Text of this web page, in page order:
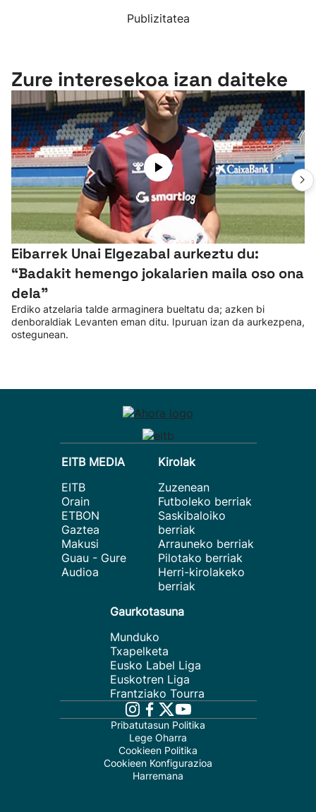
Publizitatea
Zure interesekoa izan daiteke
Eibarrek Unai Elgezabal aurkeztu du:
“Badakit hemengo jokalarien maila oso ona
dela”
Erdiko atzelaria talde armaginera bueltatu da; azken bi
denboraldiak Levanten eman ditu. Ipuruan izan da aurkezpena,
ostegunean.
EITB MEDIA
EITB
Orain
ETBON
Gaztea
Makusi
Guau - Gure
Audioa
Kirolak
Zuzenean
Futboleko berriak
Saskibaloiko
berriak
Arrauneko berriak
Pilotako berriak
Herri-kirolakeko
berriak
Gaurkotasuna
Munduko
Txapelketa
Eusko Label Liga
Euskotren Liga
Frantziako Tourra
Pribatutasun Politika
Lege Oharra
Cookieen Politika
Cookieen Konfigurazioa
Harremana